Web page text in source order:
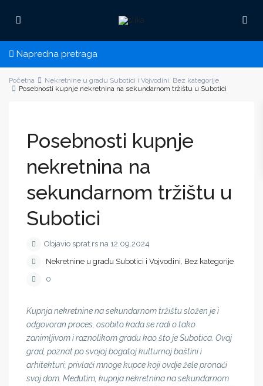
Napredna pretraga
Početna Nekretnine u gradu Subotici i Vojvodini, Bez kategorije
Posebnosti kupnje nekretnina na sekundarnom tržištu u Subotici
Posebnosti kupnje
nekretnina na
sekundarnom tržištu u
Subotici
Objavio sprat.rs na 12.09.2024
Nekretnine u gradu Subotici i Vojvodini, Bez kategorije
0
Kupnja nekretnine na sekundarnom tržištu složen je i
odgovoran proces, osobito kada se radi o tako
zanimljivom i raznolikom gradu kao što je Subotica. Ovaj
grad, poznat po svojoj bogatoj kulturnoj baštini i
arhitekturi, privlači mnoge kupce koji ovdje žele pronaći
svoj dom. Međutim, kupnja nekretnina na sekundarnom